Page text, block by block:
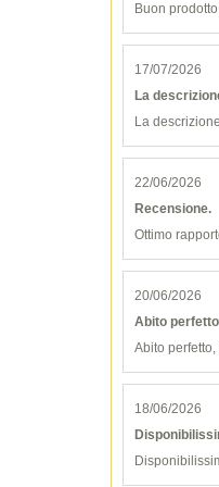
Buon
17/07/2026
La
La
22/06/2026
Recensione.
Ottimo
20/06/2026
Abito perfetto
Abito
18/06/2026